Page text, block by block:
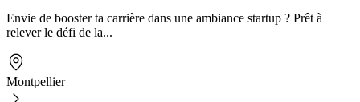
Envie de booster ta carrière dans une ambiance startup ? Prêt à
relever le défi de la...
Montpellier